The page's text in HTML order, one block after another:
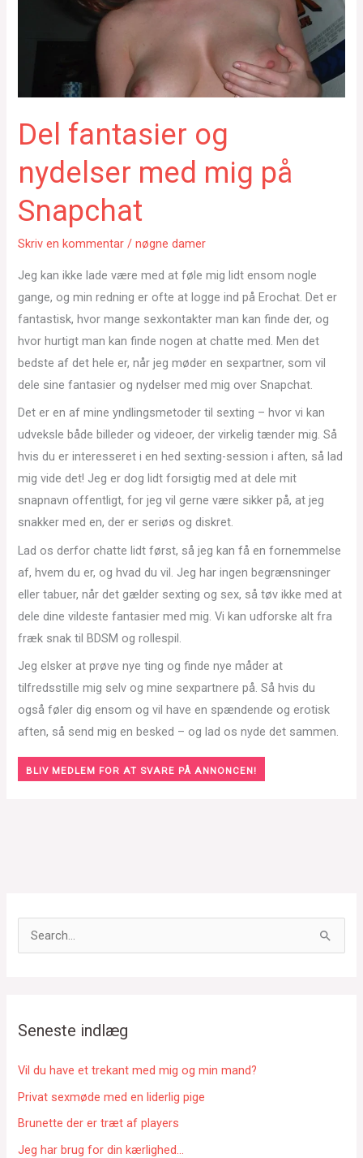
Del fantasier og
nydelser med mig på
Snapchat
Skriv en kommentar /nøgne damer
Jeg kan ikke lade være med at føle mig lidt ensom nogle
gange, og min redning er ofte at logge ind på Erochat. Det er
fantastisk, hvor mange sexkontakter man kan finde der, og
hvor hurtigt man kan finde nogen at chatte med. Men det
bedste af det hele er, når jeg møder en sexpartner, som vil
dele sine fantasier og nydelser med mig over Snapchat.
Det er en af mine yndlingsmetoder til sexting – hvor vi kan
udveksle både billeder og videoer, der virkelig tænder mig. Så
hvis du er interesseret i en hed sexting-session i aften, så lad
mig vide det! Jeg er dog lidt forsigtig med at dele mit
snapnavn offentligt, for jeg vil gerne være sikker på, at jeg
snakker med en, der er seriøs og diskret.
Lad os derfor chatte lidt først, så jeg kan få en fornemmelse
af, hvem du er, og hvad du vil. Jeg har ingen begrænsninger
eller tabuer, når det gælder sexting og sex, så tøv ikke med at
dele dine vildeste fantasier med mig. Vi kan udforske alt fra
fræk snak til BDSM og rollespil.
Jeg elsker at prøve nye ting og finde nye måder at
tilfredsstille mig selv og mine sexpartnere på. Så hvis du
også føler dig ensom og vil have en spændende og erotisk
aften, så send mig en besked – og lad os nyde det sammen.
BLIV MEDLEM FOR AT SVARE PÅ ANNONCEN!
ø
f
e
r
:
Seneste indlæg
Vil du have et trekant med mig og min mand?
Privat sexmøde med en liderlig pige
Brunette der er træt af players
Jeg har brug for din kærlighed…